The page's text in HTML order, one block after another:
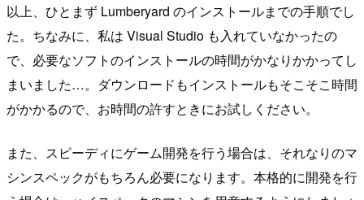
以上、ひとまず Lumberyard のインストールまでの手順でし
た。ちなみに、私は Visual Studio も入れていなかったの
で、必要なソフトのインストールの時間がかなりかかってし
まいました…。ダウンロードもインストールもそこそこ時間
がかかるので、お時間の許すときにお試しください。
また、スピーディにゲーム開発を行う場合は、それなりのマ
シンスペックがもちろん必要になります。本格的に開発を行